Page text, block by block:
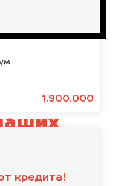
1.900.000
кредита!